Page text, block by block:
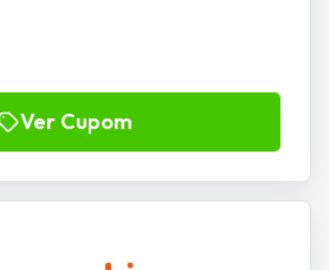
Ver Cupom